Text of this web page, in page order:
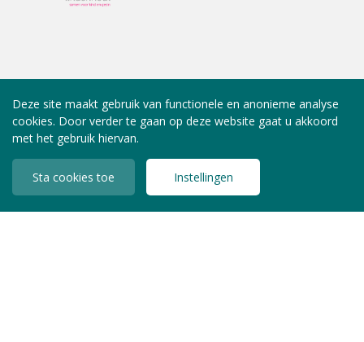
Deze site maakt gebruik van functionele en anonieme analyse
cookies. Door verder te gaan op deze website gaat u akkoord
met het gebruik hiervan.
Sta cookies toe Instellingen